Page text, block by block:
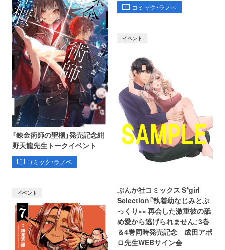
コミック・ラノベ
「錬金術師の聖櫃」発売記念紺
野天龍先生トークイベント
コミック・ラノベ
イベント
ぶんか社コミックス S*girl
Selection『執着幼なじみとぷ
っくり×× 再会した激重彼の舐
め愛から逃げられません』3巻
＆4巻同時発売記念 成田アポ
ロ先生WEBサイン会
イベント